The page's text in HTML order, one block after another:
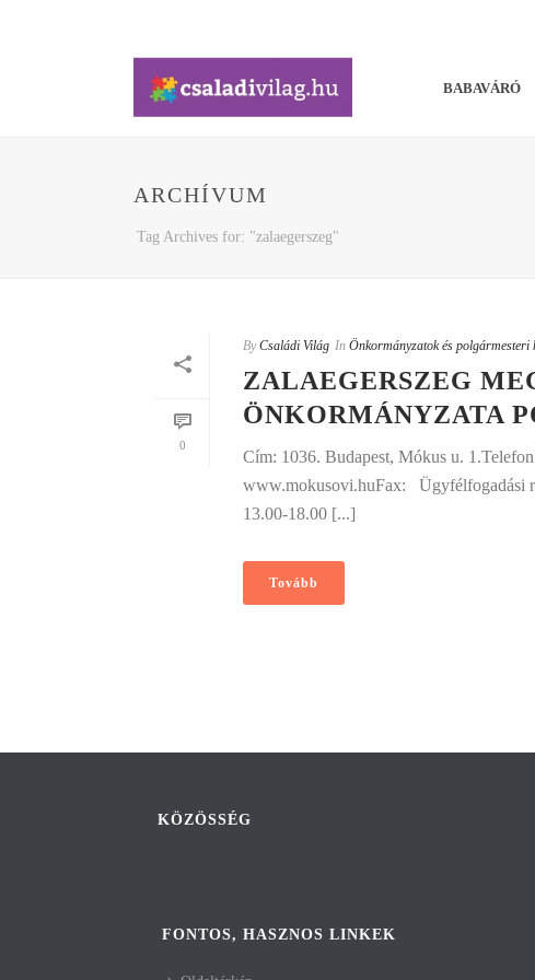
BABAVÁRÓ
ARCHÍVUM
Tag Archives for: "zalaegerszeg"
0
By Családi Világ In Önkormányzatok és polgármesteri
ZALAEGERSZEG
ÖNKORMÁNYZATA
Cím: 1036. Budapest, Mókus u.
www.mokusovi.huFax: Ügyfélfogadási
13.00-18.00 [...]
Tovább
KÖZÖSSÉG
FONTOS, HASZNOS LINKEK